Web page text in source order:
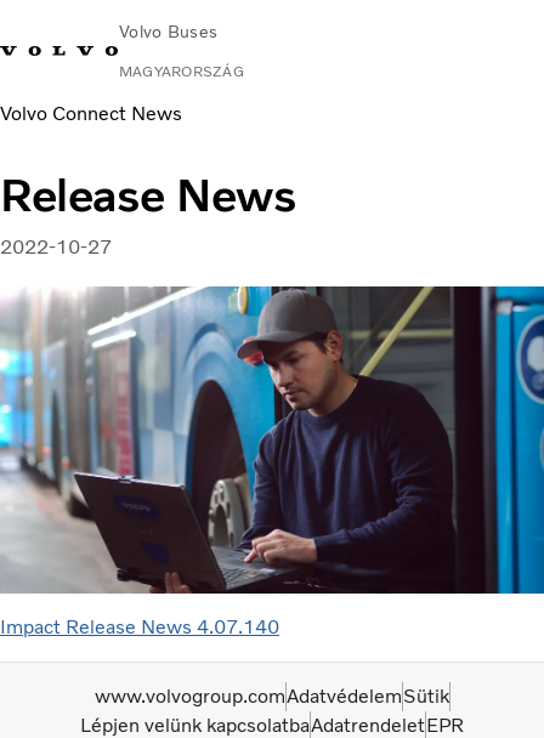
Volvo Buses
MAGYARORSZÁG
Change MarketLépjen velünk kapcsolatba
Városi és helyközi
Távolsági buszok
Miért Volvo?
Kapcsolat
Volvo Connect News
Release News
2022-10-27
Impact Release News 4.07.140
www.volvogroup.comAdatvédelemSütik
Lépjen velünk kapcsolatbaAdatrendeletEPR